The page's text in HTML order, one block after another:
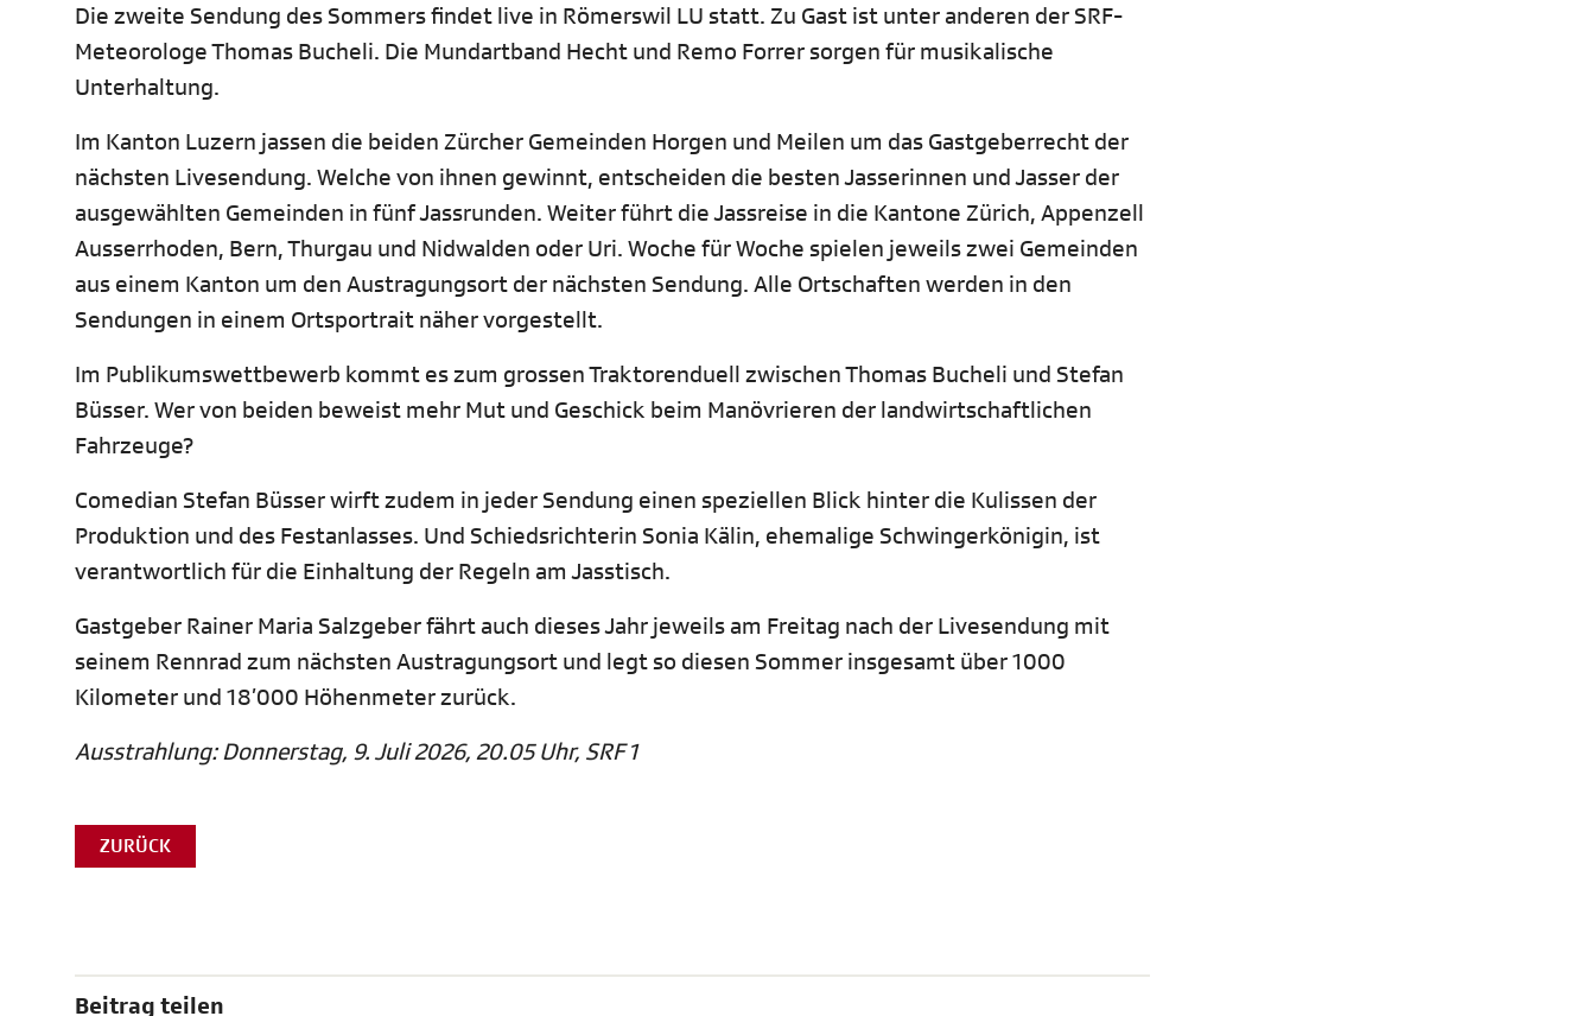
Die zweite Sendung des Sommers findet live in Römerswil LU statt. Zu Gast ist unter anderen der SRF-
Meteorologe Thomas Bucheli. Die Mundartband Hecht und Remo Forrer sorgen für musikalische
Unterhaltung.
Im Kanton Luzern jassen die beiden Zürcher Gemeinden Horgen und Meilen um das Gastgeberrecht der
nächsten Livesendung. Welche von ihnen gewinnt, entscheiden die besten Jasserinnen und Jasser der
ausgewählten Gemeinden in fünf Jassrunden. Weiter führt die Jassreise in die Kantone Zürich, Appenzell
Ausserrhoden, Bern, Thurgau und Nidwalden oder Uri. Woche für Woche spielen jeweils zwei Gemeinden
aus einem Kanton um den Austragungsort der nächsten Sendung. Alle Ortschaften werden in den
Sendungen in einem Ortsportrait näher vorgestellt.
Im Publikumswettbewerb kommt es zum grossen Traktorenduell zwischen Thomas Bucheli und Stefan
Büsser. Wer von beiden beweist mehr Mut und Geschick beim Manövrieren der landwirtschaftlichen
Fahrzeuge?
Comedian Stefan Büsser wirft zudem in jeder Sendung einen speziellen Blick hinter die Kulissen der
Produktion und des Festanlasses. Und Schiedsrichterin Sonia Kälin, ehemalige Schwingerkönigin, ist
verantwortlich für die Einhaltung der Regeln am Jasstisch.
Gastgeber Rainer Maria Salzgeber fährt auch dieses Jahr jeweils am Freitag nach der Livesendung mit
seinem Rennrad zum nächsten Austragungsort und legt so diesen Sommer insgesamt über 1000
Kilometer und 18’000 Höhenmeter zurück.
Ausstrahlung: Donnerstag, 9. Juli 2026, 20.05 Uhr, SRF 1
ZURÜCK
Beitrag teilen